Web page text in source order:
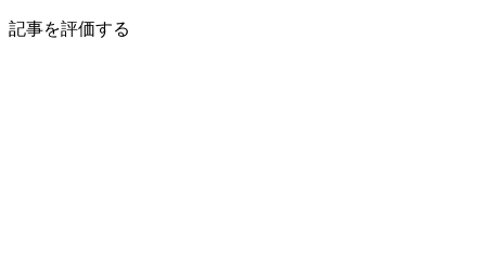
記事を評価する